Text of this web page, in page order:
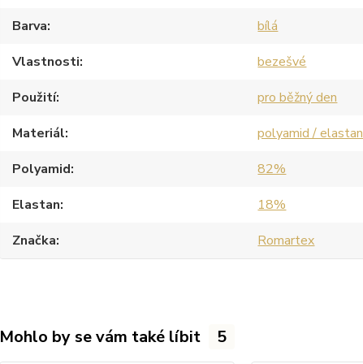
Barva
bílá
Vlastnosti
bezešvé
Použití
pro běžný den
Materiál
polyamid / elastan
Polyamid
82%
Elastan
18%
Značka
Romartex
Mohlo by se vám také líbit 5